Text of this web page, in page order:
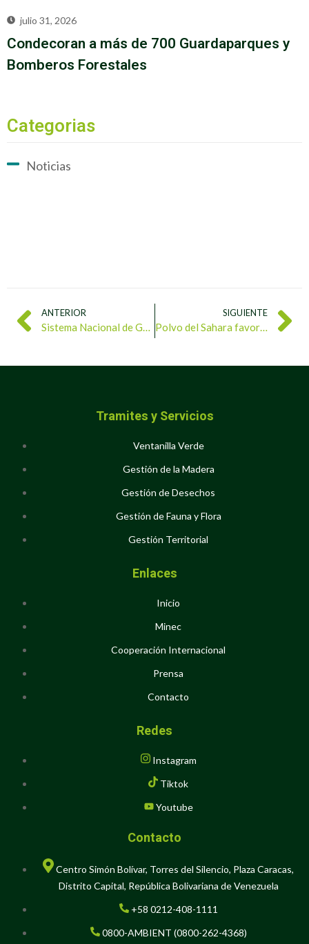
julio 31, 2026
Condecoran a más de 700 Guardaparques y
Bomberos Forestales
Categorias
Noticias
ANTERIOR
Sistema Nacional de Gestión de Riesgo desplegado para sofocar incendios forestales
SIGUIENTE
Polvo del Sahara favorece cielos despejados en el país
Tramites y Servicios
Ventanilla Verde
Gestión de la Madera
Gestión de Desechos
Gestión de Fauna y Flora
Gestión Territorial
Enlaces
Inicio
Minec
Cooperación Internacional
Prensa
Contacto
Redes
Instagram
Tiktok
Youtube
Contacto
Centro Simón Bolívar, Torres del Silencio, Plaza Caracas,
Distrito Capital, República Bolivariana de Venezuela
+58 0212-408-1111
0800-AMBIENT (0800-262-4368)